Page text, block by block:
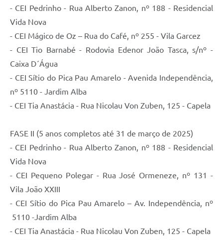
- CEI Pedrinho - Rua Alberto Zanon, nº 188 - Residencial
Vida Nova
- CEI Mágico de Oz – Rua do Café, nº 255 - Vila Garcez
- CEI Tio Barnabé - Rodovia Edenor João Tasca, s/nº -
Caixa D´Água
- CEI Sítio do Pica Pau Amarelo - Avenida Independência,
nº 5110 - Jardim Alba
- CEI Tia Anastácia - Rua Nicolau Von Zuben, 125 - Capela
FASE II (5 anos completos até 31 de março de 2025)
- CEI Pedrinho - Rua Alberto Zanon, nº 188 - Residencial
Vida Nova
- CEI Pequeno Polegar - Rua José Ormeneze, nº 131 -
Vila João XXIII
- CEI Sítio do Pica Pau Amarelo – Av. Independência, nº
5110 -Jardim Alba
- CEI Tia Anastácia - Rua Nicolau Von Zuben, 125 - Capela